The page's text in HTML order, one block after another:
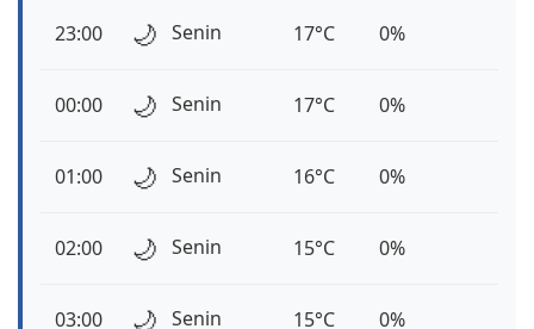
23:00 🌙 Senin 17°C 0%
00:00 🌙 Senin 17°C 0%
01:00 🌙 Senin 16°C 0%
02:00 🌙 Senin 15°C 0%
03:00 🌙 Senin 15°C 0%